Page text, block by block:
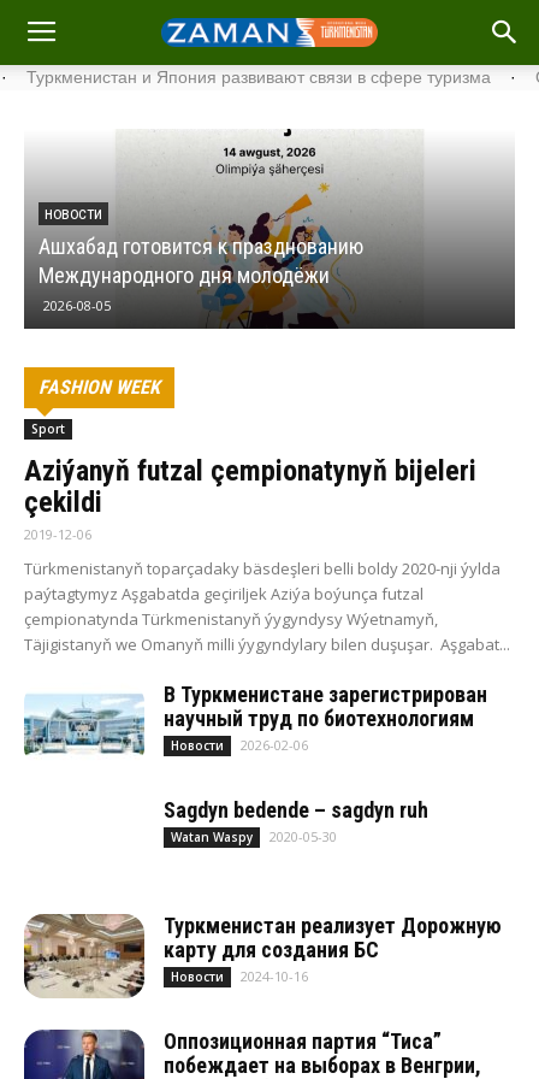
и Япония развивают связи в сфере туризма ·
НОВОСТИ
Ашхабад готовится к празднованию
Международного дня молодёжи
2026-08-05
FASHION WEEK
Sport
Aziýanyň futzal çempionatynyň bijeleri
çekildi
2019-12-06
Türkmenistanyň toparçadaky bäsdeşleri belli boldy 2020-nji ýylda
paýtagtymyz Aşgabatda geçiriljek Aziýa boýunça futzal
çempionatynda Türkmenistanyň ýygyndysy Wýetnamyň,
Täjigistanyň we Omanyň milli ýygyndylary bilen duşuşar. Aşgabat...
В Туркменистане зарегистрирован
научный труд по биотехнологиям
Новости 2026-02-06
Sag­dyn be­den­de – sag­dyn ruh
Watan Waspy 2020-05-30
Туркменистан реализует Дорожную
карту для создания БС
Новости 2024-10-16
Оппозиционная партия “Тиса”
побеждает на выборах в Венгрии,